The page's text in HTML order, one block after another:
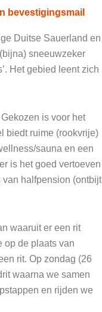
bevestigingsmail
Duitse Sauerland en
sneeuwzeker
Het gebied leent zich
is voor het
biedt ruime (rookvrije)
sauna en een
is het goed vertoeven
halfpension (ontbijt
waaruit er een rit
op de plaats van
rit. Op zondag (26
waarna we samen
en rijden we